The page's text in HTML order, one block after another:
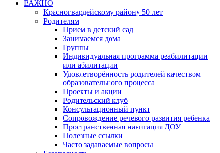
ВАЖНО
Красногвардейскому району 50 лет
Родителям
Прием в детский сад
Занимаемся дома
Группы
Индивидуальная программа реабилитации
или абилитации
Удовлетворённость родителей качеством
образовательного процесса
Проекты и акции
Родительский клуб
Консультационный пункт
Сопровождение речевого развития ребенка
Пространственная навигация ДОУ
Полезные ссылки
Часто задаваемые вопросы